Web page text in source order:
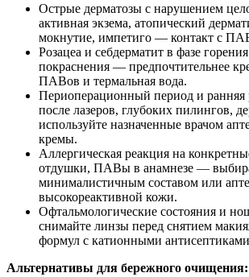
Острые дерматозы с нарушением
активная экзема, атопический
мокнутие, импетиго — контакт с
Розацеа и себдерматит в фазе
покраснения — предпочтительнее
ПАВов и термальная вода.
Периоперационный период и ранняя
после лазеров, глубоких пилингов,
используйте назначенные врачом
кремы.
Аллергическая реакция на
отдушки, ПАВы в анамнезе —
минималистичным составом или
высокореактивной кожи.
Офтальмологические состояния и
снимайте линзы перед снятием
формул с катионными
Альтернативы для бережного очищения: